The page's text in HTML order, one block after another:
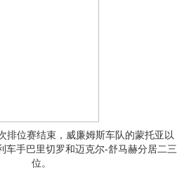
位赛结束，威廉姆斯车队的蒙托亚以
车手巴里切罗和迈克尔-舒马赫分居二三
位。